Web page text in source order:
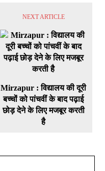
NEXT ARTICLE
Mirzapur : विद्यालय की दूरी
बच्चों को पांचवीं के बाद पढ़ाई
छोड़ देने के लिए मजबूर करती
है